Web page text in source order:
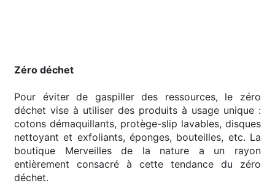
Zéro déchet
Pour éviter de gaspiller des ressources, le zéro
déchet vise à utiliser des produits à usage unique :
cotons démaquillants, protège-slip lavables, disques
nettoyant et exfoliants, éponges, bouteilles, etc. La
boutique Merveilles de la nature a un rayon
entièrement consacré à cette tendance du zéro
déchet.